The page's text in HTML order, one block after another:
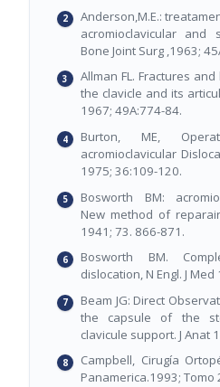
Anderson,M.E.:
acromioclavicular and
Bone Joint Surg ,1963;
Allman FL. Fractures
the clavicle and its
1967; 49A:774-84.
Burton, ME,
acromioclavicular
1975; 36:109-120.
Bosworth BM:
New method of
1941; 73. 866-871.
Bosworth BM.
dislocation, N Engl. J
Beam JG: Direct
the capsule of the
clavicule support. J Anat
Campbell, Cirugía
Panamerica.1993; Tomo